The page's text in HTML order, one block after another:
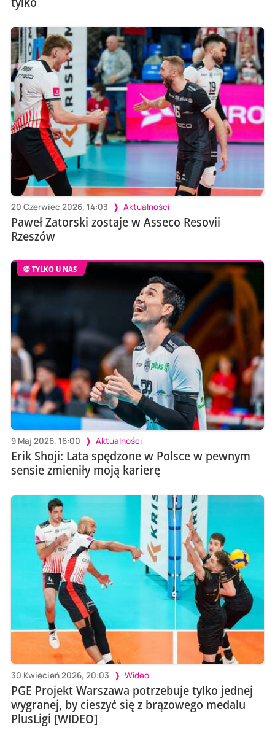
20 Czerwiec 2026, 14:03 Aktualności
Paweł Zatorski zostaje w Asseco Resovii
Rzeszów
TYLKO U NAS
9 Maj 2026, 16:00 Aktualności
Erik Shoji: Lata spędzone w Polsce w pewnym
sensie zmieniły moją karierę
30 Kwiecień 2026, 20:03 Wideo
PGE Projekt Warszawa potrzebuje tylko jednej
wygranej, by cieszyć się z brązowego medalu
PlusLigi [WIDEO]